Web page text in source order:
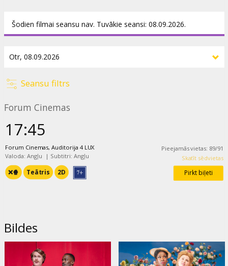
Šodien filmai seansu nav. Tuvākie seansi: 08.09.2026.
Seansu filtrs
Forum Cinemas
17:45
Forum Cinemas, Auditorija 4 LUX
Valoda: Angļu | Subtitri: Angļu
❌🍿 Teātris 2D
Pieejamās vietas: 89/91
Skatīt sēdvietas
Pirkt biļeti
Bildes